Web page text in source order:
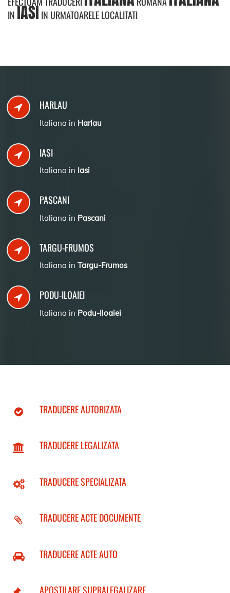
INIASIIN URMATOARELE LOCALITATI
HARLAU
Italiana in Harlau
IASI
Italiana in Iasi
PASCANI
Italiana in Pascani
TARGU-FRUMOS
Italiana in Targu-Frumos
PODU-ILOAIEI
Italiana in Podu-Iloaiei
TRADUCERE AUTORIZATA
TRADUCERE LEGALIZATA
TRADUCERE SPECIALIZATA
TRADUCERE ACTE DOCUMENTE
TRADUCERE ACTE AUTO
APOSTILARE SUPRALEGALIZARE